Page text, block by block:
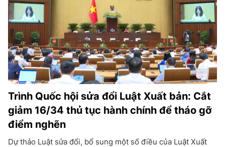
Trình Quốc hội sửa đổi Luật Xuất bản: Cắt
giảm 16/34 thủ tục hành chính để tháo gỡ
điểm nghẽn
Dự thảo Luật sửa đổi, bổ sung một số điều của Luật Xuất